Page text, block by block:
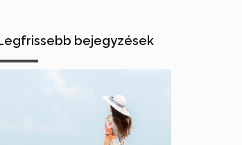
bejegyzések